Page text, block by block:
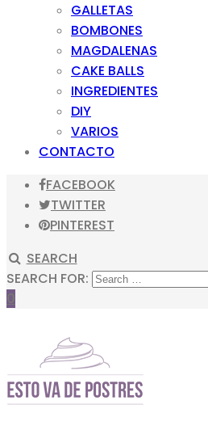
GALLETAS
BOMBONES
MAGDALENAS
CAKE BALLS
INGREDIENTES
DIY
VARIOS
CONTACTO
FACEBOOK
TWITTER
PINTEREST
SEARCH
SEARCH FOR:
0